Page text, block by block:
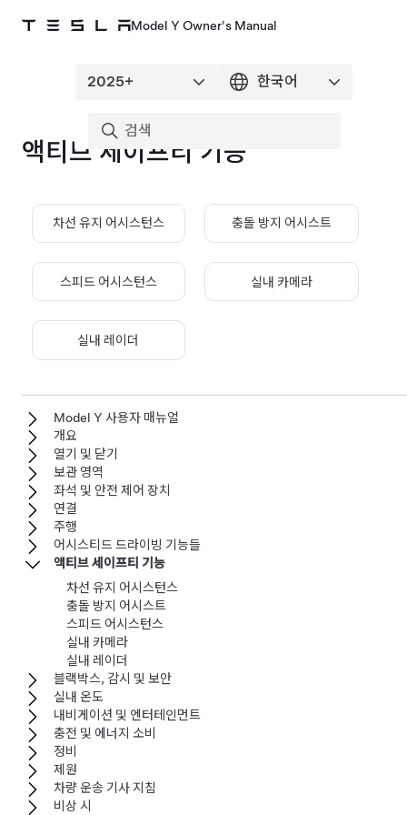
Model Y Owner's Manual
액티브 세이프티 기능
차선 유지 어시스턴스 충돌 방지 어시스트
스피드 어시스턴스 실내 카메라
실내 레이더
Model Y 사용자 매뉴얼
개요
열기 및 닫기
보관 영역
좌석 및 안전 제어 장치
연결
주행
어시스티드 드라이빙 기능들
액티브 세이프티 기능
차선 유지 어시스턴스
충돌 방지 어시스트
스피드 어시스턴스
실내 카메라
실내 레이더
블랙박스, 감시 및 보안
실내 온도
내비게이션 및 엔터테인먼트
충전 및 에너지 소비
정비
제원
차량 운송 기사 지침
비상 시